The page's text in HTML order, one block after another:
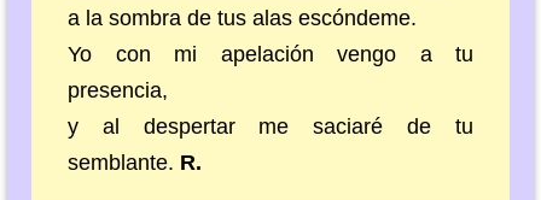
a la sombra de tus alas escóndeme.
Yo con mi apelación vengo a tu
presencia,
y al despertar me saciaré de tu
semblante. R.